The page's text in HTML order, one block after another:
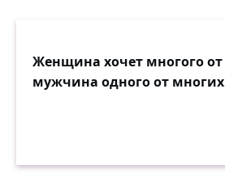
Женщина хочет многого от
мужчина одного от